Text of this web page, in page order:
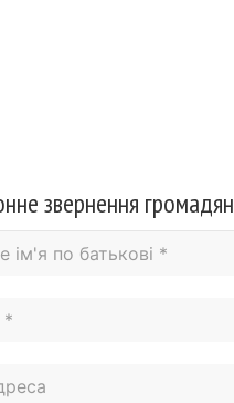
звернення громадян